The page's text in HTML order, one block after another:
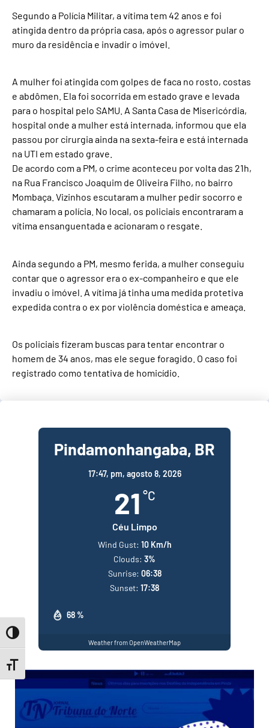
Toggle High Contrast
Toggle Font size
Segundo a Polícia Militar, a vítima tem 42 anos e foi
atingida dentro da própria casa, após o agressor pular o
muro da residência e invadir o imóvel.
A mulher foi atingida com golpes de faca no rosto, costas
e abdômen. Ela foi socorrida em estado grave e levada
para o hospital pelo SAMU. A Santa Casa de Misericórdia,
hospital onde a mulher está internada, informou que ela
passou por cirurgia ainda na sexta-feira e está internada
na UTI em estado grave.
De acordo com a PM, o crime aconteceu por volta das 21h,
na Rua Francisco Joaquim de Oliveira Filho, no bairro
Mombaça. Vizinhos escutaram a mulher pedir socorro e
chamaram a polícia. No local, os policiais encontraram a
vítima ensanguentada e acionaram o resgate.
Ainda segundo a PM, mesmo ferida, a mulher conseguiu
contar que o agressor era o ex-companheiro e que ele
invadiu o imóvel. A vítima já tinha uma medida protetiva
expedida contra o ex por violência doméstica e ameaça.
Os policiais fizeram buscas para tentar encontrar o
homem de 34 anos, mas ele segue foragido. O caso foi
registrado como tentativa de homicídio.
Pindamonhangaba, BR
17:47, pm, agosto 8, 2026
21 °C
Céu Limpo
68 %
Wind Gust: 10 Km/h
Clouds: 3%
Sunrise: 06:38
Sunset: 17:38
Weather from OpenWeatherMap